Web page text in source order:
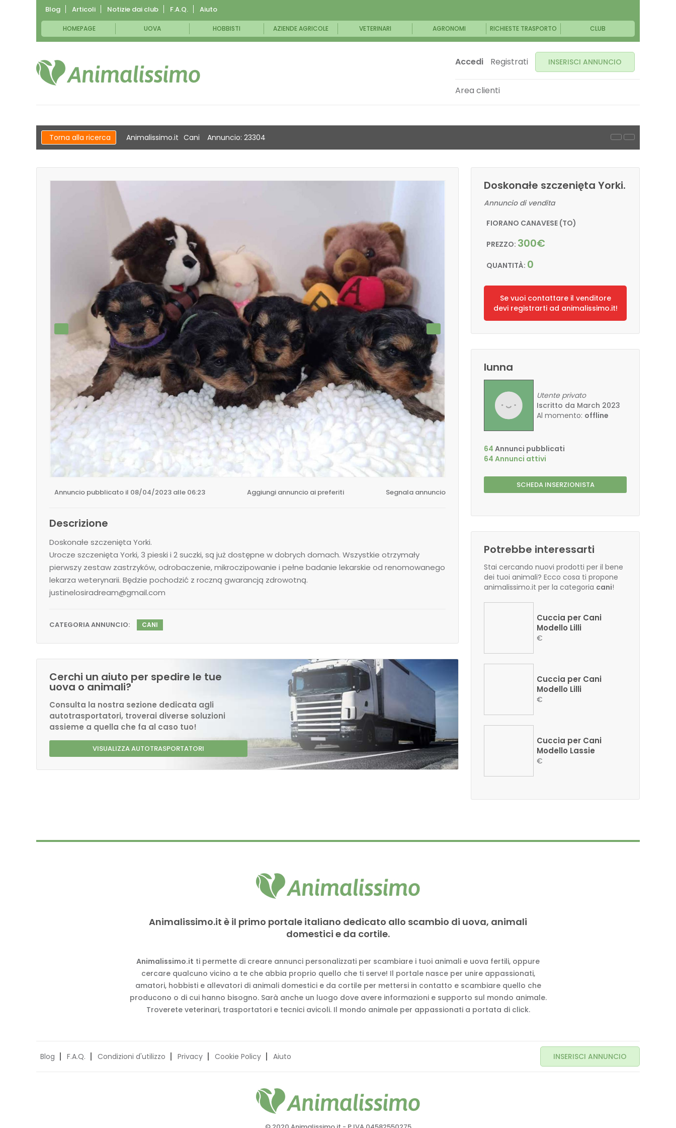
Blog Articoli Notizie dai club F.A.Q. Aiuto
HOMEPAGE UOVA HOBBISTI AZIENDE AGRICOLE VETERINARI AGRONOMI RICHIESTE TRASPORTO CLUB
Accedi Registrati INSERISCI ANNUNCIO
Area clienti
Torna alla ricerca Animalissimo.it Cani Annuncio: 23304
Annuncio pubblicato il 08/04/2023 alle 06:23 Aggiungi annuncio ai preferiti Segnala annuncio
Descrizione
Doskonałe szczenięta Yorki.
Urocze szczenięta Yorki, 3 pieski i 2 suczki, są już dostępne w dobrych domach. Wszystkie otrzymały
pierwszy zestaw zastrzyków, odrobaczenie, mikroczipowanie i pełne badanie lekarskie od renomowanego
lekarza weterynarii. Będzie pochodzić z roczną gwarancją zdrowotną.
justinelosiradream@gmail.com
CATEGORIA ANNUNCIO: CANI
Cerchi un aiuto per spedire le tue
uova o animali?
Consulta la nostra sezione dedicata agli
autotrasportatori, troverai diverse soluzioni
assieme a quella che fa al caso tuo!
VISUALIZZA AUTOTRASPORTATORI
Doskonałe szczenięta Yorki.
Annuncio di vendita
FIORANO CANAVESE (TO)
PREZZO: 300€
QUANTITÀ: 0
Se vuoi contattare il venditore
devi registrarti ad animalissimo.it!
lunna
Utente privato
Iscritto da March 2023
Al momento: offline
64 Annunci pubblicati
64 Annunci attivi
SCHEDA INSERZIONISTA
Potrebbe interessarti
Stai cercando nuovi prodotti per il bene
dei tuoi animali? Ecco cosa ti propone
animalissimo.it per la categoria cani!
Cuccia per Cani
Modello Lilli
€
Cuccia per Cani
Modello Lilli
€
Cuccia per Cani
Modello Lassie
€
Animalissimo.it è il primo portale italiano dedicato allo scambio di uova, animali
domestici e da cortile.
Animalissimo.it ti permette di creare annunci personalizzati per scambiare i tuoi animali e uova fertili, oppure
cercare qualcuno vicino a te che abbia proprio quello che ti serve! Il portale nasce per unire appassionati,
amatori, hobbisti e allevatori di animali domestici e da cortile per mettersi in contatto e scambiare quello che
producono o di cui hanno bisogno. Sarà anche un luogo dove avere informazioni e supporto sul mondo animale.
Troverete veterinari, trasportatori e tecnici avicoli. Il mondo animale per appassionati a portata di click.
Blog F.A.Q. Condizioni d'utilizzo Privacy Cookie Policy Aiuto INSERISCI ANNUNCIO